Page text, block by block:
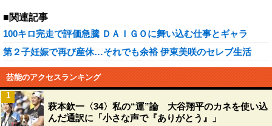
■関連記事
100キロ完走で評価急騰 ＤＡＩＧＯに舞い込む仕事とギャラ
第２子妊娠で再び産休…それでも余裕 伊東美咲のセレブ生活
芸能のアクセスランキング
萩本欽一〈34〉私の“運”論 大谷翔平のカネを使い込
んだ通訳に「小さな声で『ありがとう』」
1